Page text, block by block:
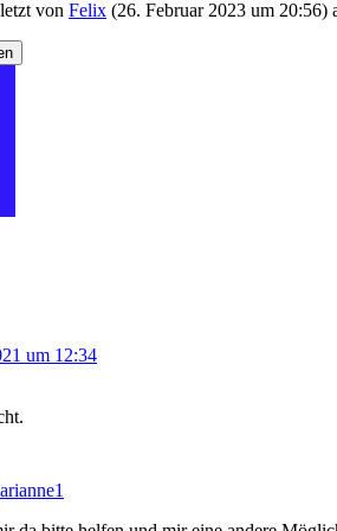
von Felix (26. Februar 2023 um 20:56)
um 12:34